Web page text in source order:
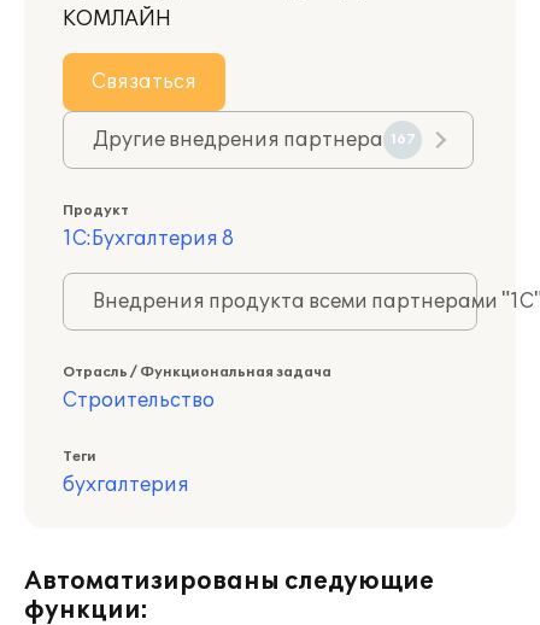
КОМЛАЙН
Связаться
Другие внедрения партнера 167
Продукт
1С:Бухгалтерия 8
Внедрения продукта всеми партнерами
Отрасль / Функциональная задача
Строительство
Теги
бухгалтерия
Автоматизированы следующие
функции: